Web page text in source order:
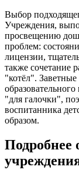
Выбор
Учреждения,
просвещению
проблем:
лицензии,
также сочетание
"котёл".
"для галочки",
воспитанника
образом.
Подробнее